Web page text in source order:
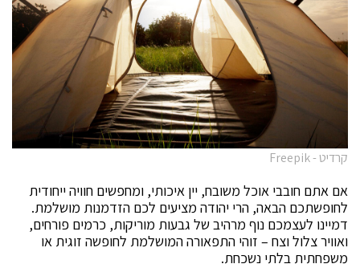
קרדיט - Freepik
אם אתם חובבי אוכל משובח, יין איכותי, ומחפשים חוויה ייחודית
לחופשתכם הבאה, הרי יהודה מציעים לכם הזדמנות מושלמת.
דמיינו לעצמכם נוף מרהיב של גבעות מוריקות, כרמים פורחים,
ואוויר צלול וצח – זוהי התפאורה המושלמת לחופשה זוגית או
משפחתית בלתי נשכחת.